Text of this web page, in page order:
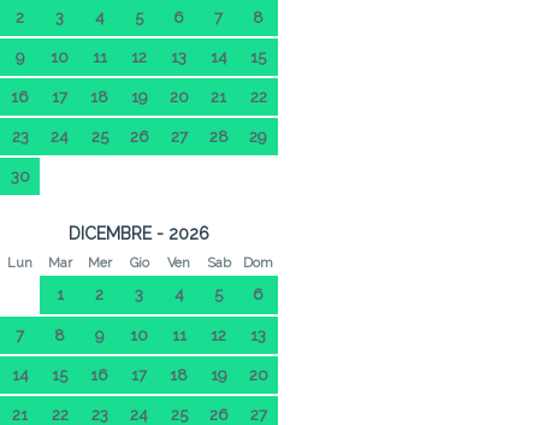
2 3 4 5 6 7 8
9 10 11 12 13 14 15
16 17 18 19 20 21 22
23 24 25 26 27 28 29
30
DICEMBRE - 2026
Lun Mar Mer Gio Ven Sab Dom
1 2 3 4 5 6
7 8 9 10 11 12 13
14 15 16 17 18 19 20
21 22 23 24 25 26 27